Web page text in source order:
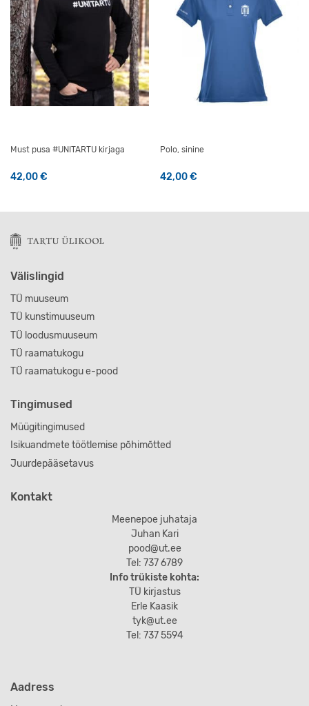
Must pusa #UNITARTU kirjaga
42,00€
Polo, sinine
42,00€
Välislingid
TÜ muuseum
TÜ kunstimuuseum
TÜ loodusmuuseum
TÜ raamatukogu
TÜ raamatukogu e-pood
Tingimused
Müügitingimused
Isikuandmete töötlemise põhimõtted
Juurdepääsetavus
Kontakt
Meenepoe juhataja
Juhan Kari
pood@ut.ee
Tel: 737 6789
Info trükiste kohta:
TÜ kirjastus
Erle Kaasik
tyk@ut.ee
Tel: 737 5594
Aadress